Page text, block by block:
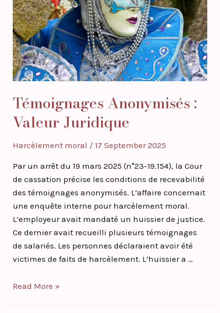
Témoignages Anonymisés :
Valeur Juridique
Harcèlement moral / 17 September 2025
Par un arrêt du 19 mars 2025 (n°23-19.154), la Cour
de cassation précise les conditions de recevabilité
des témoignages anonymisés. L’affaire concernait
une enquête interne pour harcèlement moral.
L’employeur avait mandaté un huissier de justice.
Ce dernier avait recueilli plusieurs témoignages
de salariés. Les personnes déclaraient avoir été
victimes de faits de harcèlement. L’huissier a …
Read More »